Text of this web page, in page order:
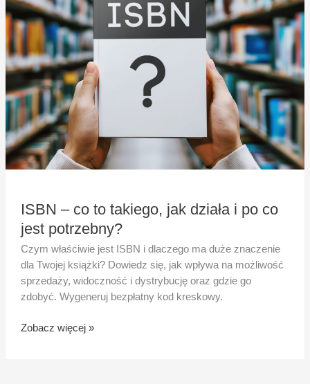
ISBN – co to takiego, jak działa i po co
jest potrzebny?
Czym właściwie jest ISBN i dlaczego ma duże znaczenie
dla Twojej książki? Dowiedz się, jak wpływa na możliwość
sprzedaży, widoczność i dystrybucję oraz gdzie go
zdobyć. Wygeneruj bezpłatny kod kreskowy.
takiego,
jak
i
po
co
jest
potrzebny?
Zobacz więcej »